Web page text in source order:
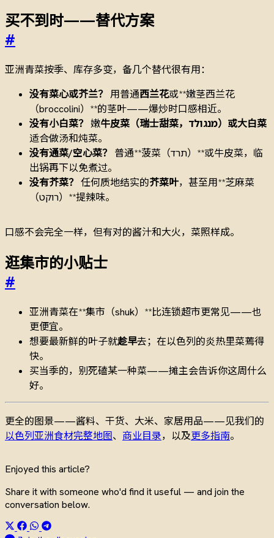
买不到时——替代方案
#
亚洲青菜按季、库存多变，备几个替代很有用：
没有菜心或芥兰？ 用普通西兰花或**嫩茎西兰花
（broccolini）**的茎叶——爆炒时口感相近。
没有小白菜？ 嫩 牛皮菜（瑞士甜菜，מנגולד） 或大白菜
适合做汤和炖菜。
没有通菜/空心菜？ 普通**菠菜（תרד）**或牛皮菜，临
出锅再下以免煮过。
没有芥菜？ 任何质地结实的芥菜叶，甚至用**芝麻菜
（רוקט）**提辣味。
口感不会完全一样，但有对的酱汁和大火，菜照样成。
逛集市的小贴士
#
亚洲青菜在**集市（shuk）**比连锁超市更常见——也
更便宜。
想要最新鲜的叶子就趁早去；在以色列的炎热里菜蔫得
快。
买当季的，别死磕某一种菜——摊主会告诉你这周什么
好。
更全的图景——酱料、干货、大米、家居用品——见我们的
以色列亚洲食材完整地图、 商业目录，以及更多指南。
Enjoyed this article?
Share it with someone who'd find it useful — and join the
conversation below.